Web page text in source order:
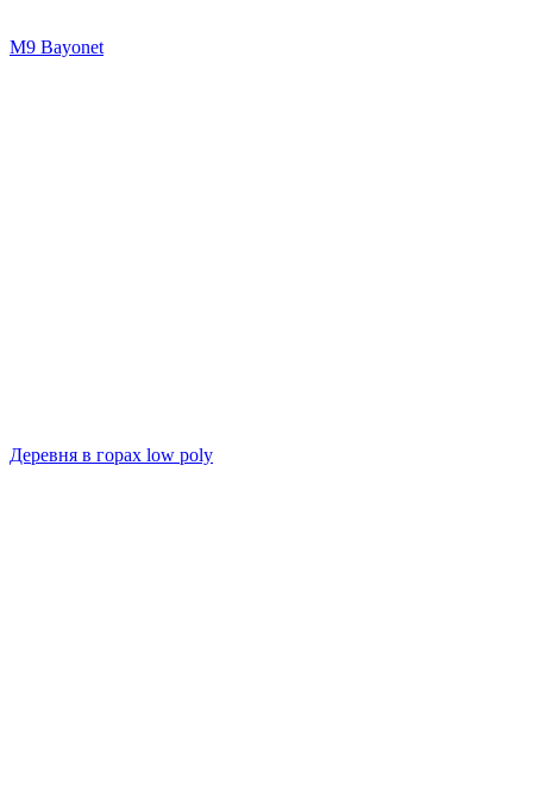
M9 Bayonet
Деревня в горах low poly